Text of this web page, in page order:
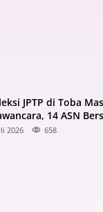
JPTP di Toba
14 ASN
2026 658